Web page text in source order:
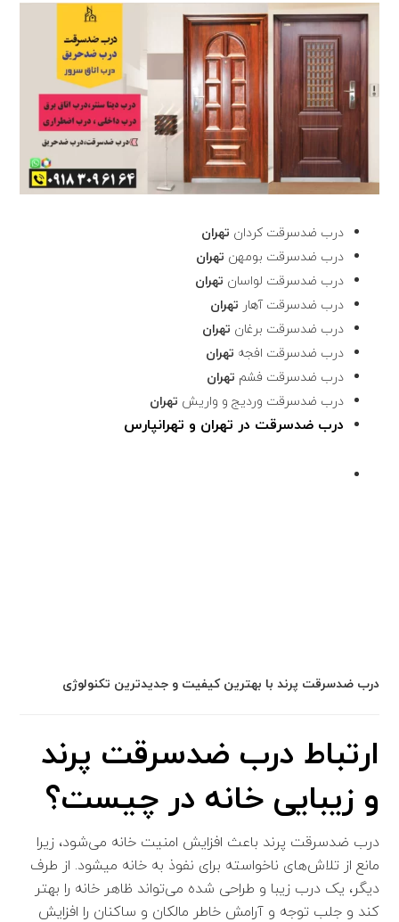
درب ضدسرقت کردان تهران
درب ضدسرقت بومهن تهران
درب ضدسرقت لواسان تهران
درب ضدسرقت آهار تهران
درب ضدسرقت برغان تهران
درب ضدسرقت افجه تهران
درب ضدسرقت فشم تهران
درب ضدسرقت وردیج و واریش تهران
درب ضدسرقت در تهران و تهرانپارس
درب ضدسرقت پرند با بهترین کیفیت و جدیدترین تکنولوژی
ارتباط درب ضدسرقت پرند
و زیبایی خانه در چیست؟
درب ضدسرقت پرند باعث افزایش امنیت خانه می‌شود، زیرا
مانع از تلاش‌های ناخواسته برای نفوذ به خانه میشود. از طرف
دیگر، یک درب زیبا و طراحی شده می‌تواند ظاهر خانه را بهتر
کند و جلب توجه و آرامش خاطر مالکان و ساکنان را افزایش